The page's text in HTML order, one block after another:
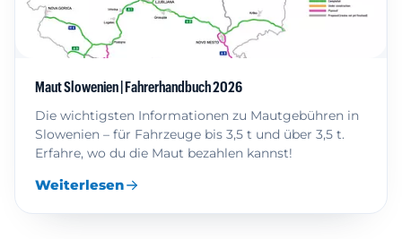
Maut Slowenien | Fahrerhandbuch 2026
Die wichtigsten Informationen zu Mautgebühren in
Slowenien – für Fahrzeuge bis 3,5 t und über 3,5 t.
Erfahre, wo du die Maut bezahlen kannst!
Weiterlesen